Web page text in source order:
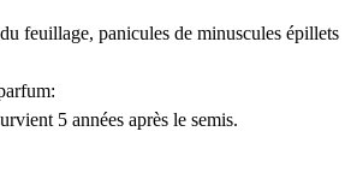
feuillage, panicules de minuscules épillets
5 années après le semis.